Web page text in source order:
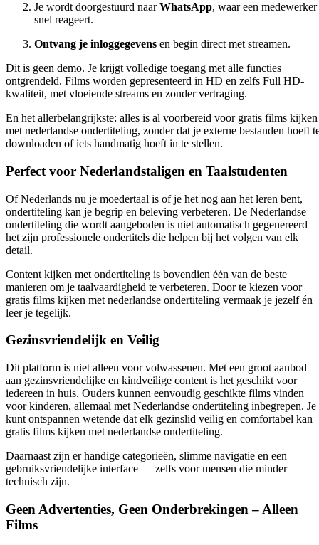
Je wordt doorgestuurd naarWhatsApp, waar een medewerker
snel reageert.
Ontvang je inloggegevens en begin direct met streamen.
Dit is geen demo. Je krijgt volledige toegang met alle functies
ontgrendeld. Films worden gepresenteerd in HD en zelfs Full HD-
kwaliteit, met vloeiende streams en zonder vertraging.
En het allerbelangrijkste: alles is al voorbereid voor gratis films kijken
met nederlandse ondertiteling, zonder dat je externe bestanden hoeft
downloaden of iets handmatig hoeft in te stellen.
Perfect voor Nederlandstaligen en Taalstudenten
Of Nederlands nu je moedertaal is of je het nog aan het leren bent,
ondertiteling kan je begrip en beleving verbeteren. De Nederlandse
ondertiteling die wordt aangeboden is niet automatisch gegenereerd
het zijn professionele ondertitels die helpen bij het volgen van elk
detail.
Content kijken met ondertiteling is bovendien één van de beste
manieren om je taalvaardigheid te verbeteren. Door te kiezen voor
gratis films kijken met nederlandse ondertiteling vermaak je jezelf én
leer je tegelijk.
Gezinsvriendelijk en Veilig
Dit platform is niet alleen voor volwassenen. Met een groot aanbod
aan gezinsvriendelijke en kindveilige content is het geschikt voor
iedereen in huis. Ouders kunnen eenvoudig geschikte films vinden
voor kinderen, allemaal met Nederlandse ondertiteling inbegrepen. Je
kunt ontspannen wetende dat elk gezinslid veilig en comfortabel kan
gratis films kijken met nederlandse ondertiteling.
Daarnaast zijn er handige categorieën, slimme navigatie en een
gebruiksvriendelijke interface — zelfs voor mensen die minder
technisch zijn.
Geen Advertenties, Geen Onderbrekingen – Alleen
Films